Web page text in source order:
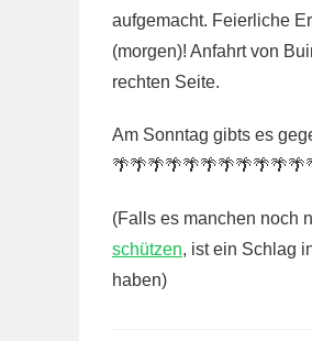
aufgemacht. Feierliche
(morgen)! Anfahrt von
rechten Seite.
Am Sonntag gibts es
(Falls es manchen noch
schützen, ist ein Schlag
haben)